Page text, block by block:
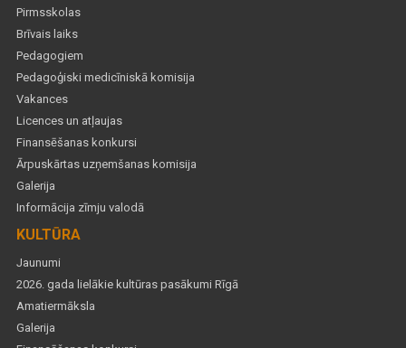
Pirmsskolas
Brīvais laiks
Pedagogiem
Pedagoģiski medicīniskā komisija
Vakances
Licences un atļaujas
Finansēšanas konkursi
Ārpuskārtas uzņemšanas komisija
Galerija
Informācija zīmju valodā
KULTŪRA
Jaunumi
2026. gada lielākie kultūras pasākumi Rīgā
Amatiermāksla
Galerija